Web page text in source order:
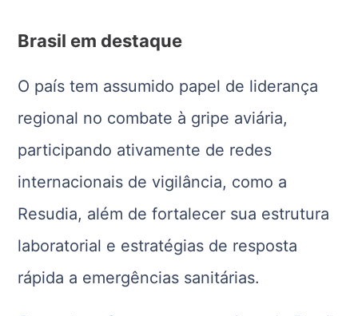
Brasil em destaque
O país tem assumido papel de liderança
regional no combate à gripe aviária,
participando ativamente de redes
internacionais de vigilância, como a
Resudia, além de fortalecer sua estrutura
laboratorial e estratégias de resposta
rápida a emergências sanitárias.